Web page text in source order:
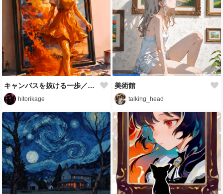
キャンバスを抜ける一歩／スマホ壁紙アーカイブ
hitorikage
美術館
talking_head